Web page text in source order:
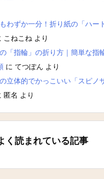
わずか一分！折り紙の「ハー
こねこね より
「指輪」の折り方｜簡単な指
に てつぽん より
立体的でかっこいい「スピノ
匿名 より
く読まれている記事